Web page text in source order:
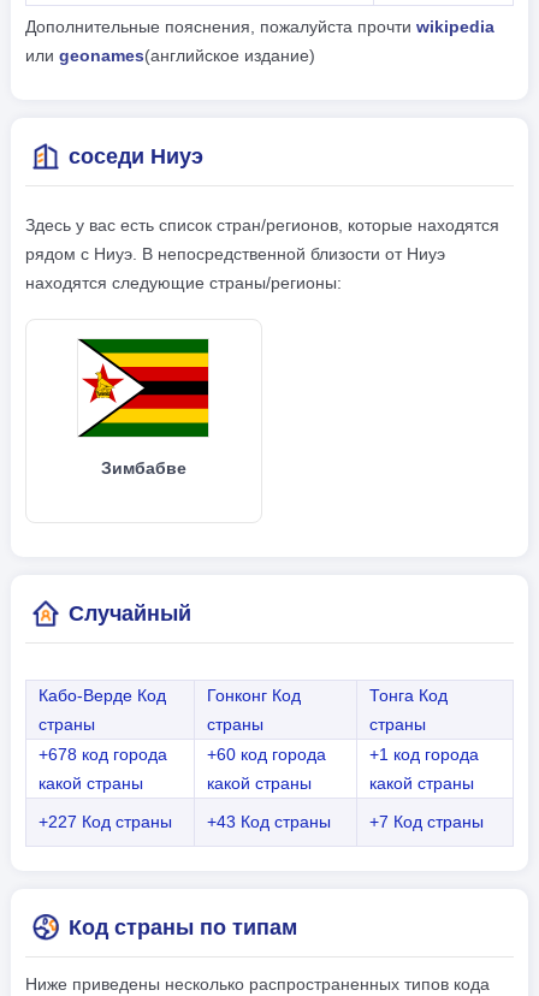
Дополнительные пояснения, пожалуйста прочти wikipedia
или geonames(английское издание)
соседи Ниуэ
Здесь у вас есть список стран/регионов, которые находятся
рядом с Ниуэ. В непосредственной близости от Ниуэ
находятся следующие страны/регионы:
Зимбабве
Случайный
Кабо-Верде Код
страны
Гонконг Код
страны
Тонга Код
страны
+678 код города
какой страны
+60 код города
какой страны
+1 код города
какой страны
+227 Код страны
+43 Код страны +7 Код страны
Код страны по типам
Ниже приведены несколько распространенных типов кода